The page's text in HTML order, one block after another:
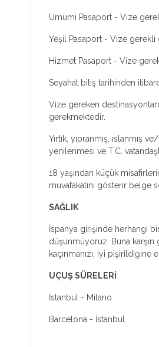
Umumi Pasaport -
Yeşil Pasaport - Vize gerekli
Hizmet Pasaport - Vize
Seyahat bitiş tarihinden
Vize gereken
gerekmektedir.
Yırtık, yıpranmış,
yenilenmesi ve T.C.
18 yaşından küçük
muvafakatini gösterir belge
SAĞLIK
İspanya girişinde herhangi
düşünmüyoruz. Buna
kaçınmanızı, iyi
UÇUŞ SÜRELERİ
İstanbul - Milano
Barcelona -